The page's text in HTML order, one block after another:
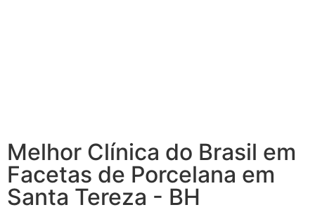
Melhor Clínica do Brasil em
Facetas de Porcelana em
Santa Tereza - BH